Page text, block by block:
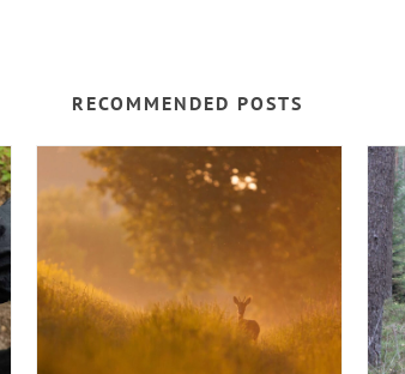
RECOMMENDED POSTS